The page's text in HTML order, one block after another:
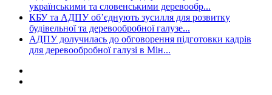
українськими та словенськими деревообр...
КБУ та АДПУ об’єднують зусилля для розвитку
будівельної та деревообробної галузе...
АДПУ долучилась до обговорення підготовки кадрів
для деревообробної галузі в Мін...